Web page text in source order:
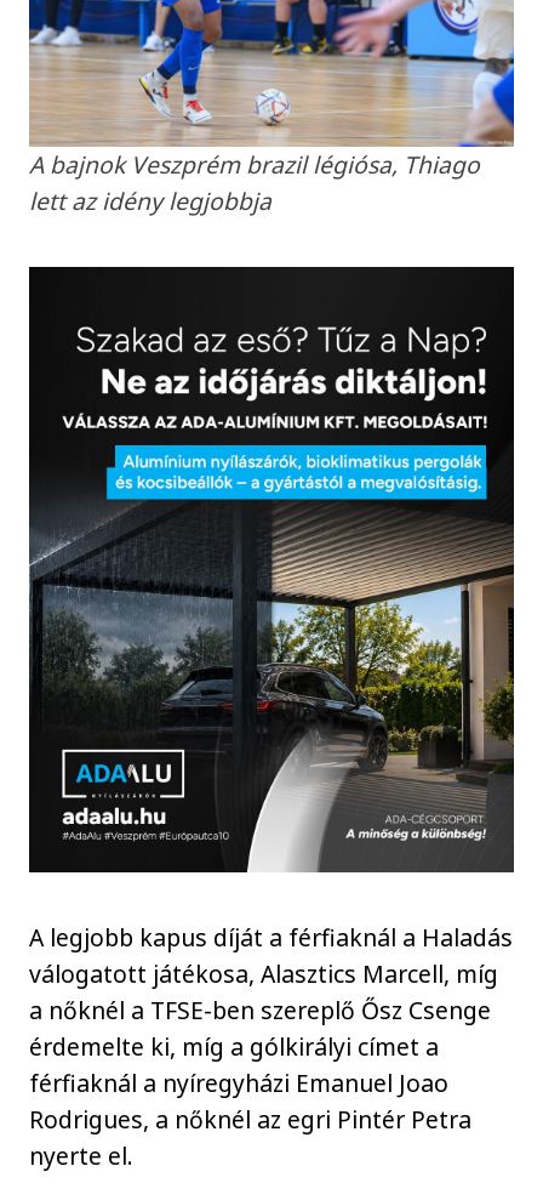
A bajnok Veszprém brazil légiósa, Thiago
lett az idény legjobbja
A legjobb kapus díját a férfiaknál a Haladás
válogatott játékosa, Alasztics Marcell, míg
a nőknél a TFSE-ben szereplő Ősz Csenge
érdemelte ki, míg a gólkirályi címet a
férfiaknál a nyíregyházi Emanuel Joao
Rodrigues, a nőknél az egri Pintér Petra
nyerte el.